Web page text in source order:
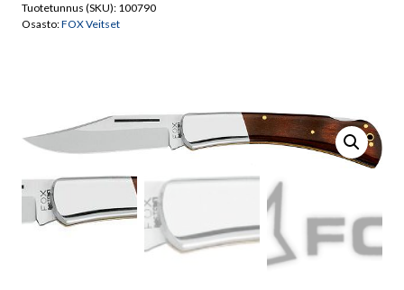
Tuotetunnus (SKU): 100790
Osasto:FOX Veitset